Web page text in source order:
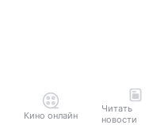
Кино онлайн
Читать
новости